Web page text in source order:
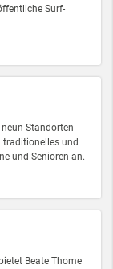
Surf-
Standorten
traditionelles und
und Senioren an.
Beate Thome